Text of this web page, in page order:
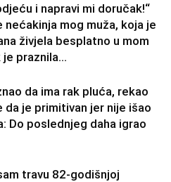
i napravi mi doručak!“
nećakinja mog muža, koja je
živjela besplatno u mom
praznila...
da ima rak pluća, rekao
da je primitivan jer nije išao
Do poslednjeg daha igrao
travu 82-godišnjoj